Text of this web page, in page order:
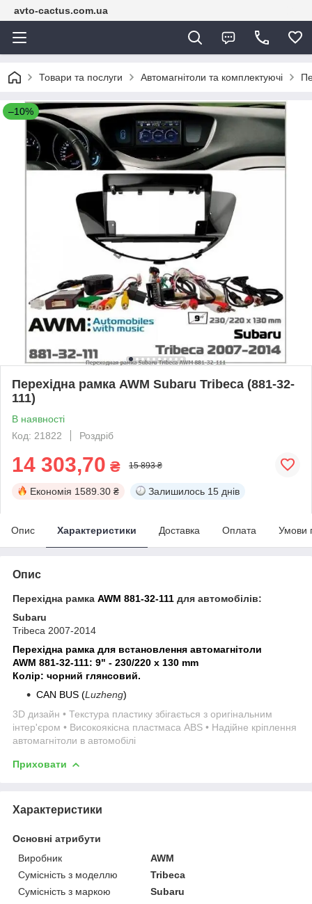
avto-cactus.com.ua
Товари та послуги Автомагнітоли та комплектуючі
–10%
Перехідна рамка AWM Subaru Tribeca (881-32-
111)
В наявності
Код: 21822
Роздріб
14 303,70 ₴ 15 893 ₴
Економія 1589.30 ₴ Залишилось 15 днів
Опис Характеристики Доставка Оплата Умови
Опис
Перехідна рамка AWM 881-32-111 для автомобілів:
Subaru
Tribeca 2007-2014
Перехідна рамка для встановлення автомагнітоли
AWM 881-32-111: 9" - 230/220 x 130 mm
Колір: чорний глянсовий.
CAN BUS (Luzheng)
3D дизайн • Текстура пластику збігається з оригінальним
інтер'єром • Високоякісна пластмаса ABS • Надійне кріплення
автомагнітоли в автомобілі
Приховати
Характеристики
Основні атрибути
Виробник
AWM
Сумісність з моделлю
Tribeca
Сумісність з маркою
Subaru